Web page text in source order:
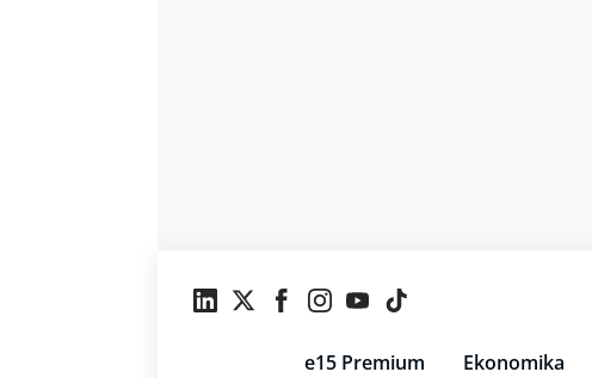
e15 Premium Ekonomika